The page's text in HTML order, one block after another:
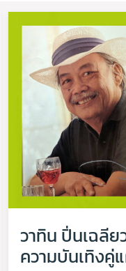
วาทิน ปิ่นเฉลีย
ความบันเทิงคู่